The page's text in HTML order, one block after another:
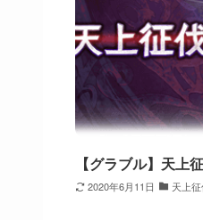
【グラブル】天上
2020年6月11日 天上